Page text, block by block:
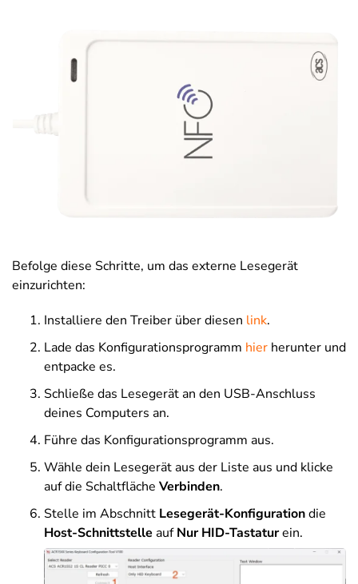
Befolge diese Schritte, um das externe Lesegerät
einzurichten:
Installiere den Treiber über diesen link.
Lade das Konfigurationsprogramm hier herunter und
entpacke es.
Schließe das Lesegerät an den USB-Anschluss
deines Computers an.
Führe das Konfigurationsprogramm aus.
Wähle dein Lesegerät aus der Liste aus und klicke
auf die Schaltfläche Verbinden.
Stelle im Abschnitt Lesegerät-Konfigurationdie
Host-Schnittstelle aufNur HID-Tastaturein.